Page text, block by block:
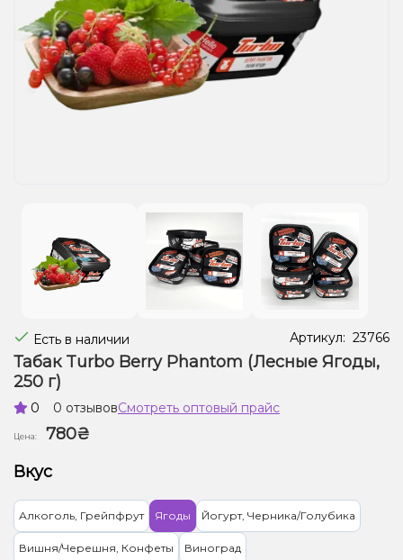
Жидкости для электронных сигарет
Подарочные наборы
Уценка
Есть в наличии Артикул: 23766
Табак Turbo Berry Phantom (Лесные Ягоды,
250 г)
0 0 отзывовСмотреть оптовый прайс
Цена:
780₴
Вкус
Алкоголь, Грейпфрут Ягоды Йогурт, Черника/Голубика
Вишня/Черешня, Конфеты Виноград